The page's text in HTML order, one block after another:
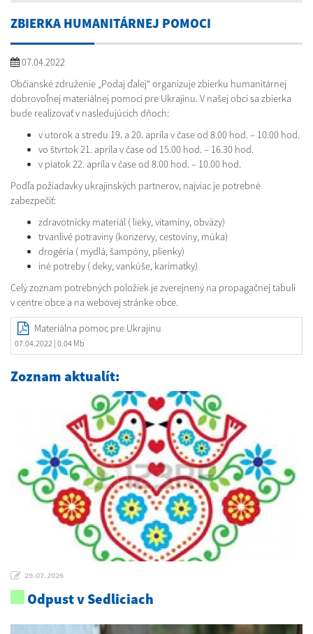
ZBIERKA HUMANITÁRNEJ POMOCI
07.04.2022
Občianské združenie „Podaj ďalej“ organizuje zbierku humanitárnej
dobrovoľnej materiálnej pomoci pre Ukrajinu. V našej obci sa zbierka
bude realizovať v nasledujúcich dňoch:
v utorok a stredu 19. a 20. apríla v čase od 8.00 hod. – 10.00 hod.
vo štvrtok 21. apríla v čase od 15.00 hod. – 16.30 hod.
v piatok 22. apríla v čase od 8.00 hod. – 10.00 hod.
Podľa požiadavky ukrajinských partnerov, najviac je potrebné
zabezpečiť:
zdravotnícky materiál ( lieky, vitamíny, obväzy)
trvanlivé potraviny (konzervy, cestoviny, múka)
drogéria ( mydlá, šampóny, plienky)
iné potreby ( deky, vankúše, karimatky)
Celý zoznam potrebných položiek je zverejnený na propagačnej tabuli
v centre obce a na webovej stránke obce.
Materiálna pomoc pre Ukrajinu
07.04.2022 | 0.04 Mb
Zoznam aktualít:
29.07.2026
Odpust v Sedliciach